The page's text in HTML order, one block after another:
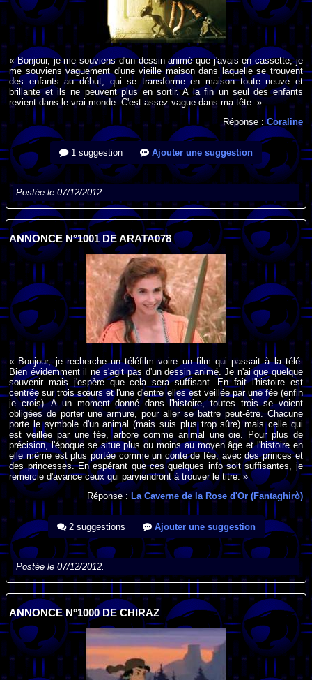
« Bonjour, je me souviens d'un dessin animé que j'avais en cassette, je
me souviens vaguement d'une vieille maison dans laquelle se trouvent
des enfants au début, qui se transforme en maison toute neuve et
brillante et ils ne peuvent plus en sortir. A la fin un seul des enfants
revient dans le vrai monde. C'est assez vague dans ma tête. »
Réponse :Coraline
1 suggestion Ajouter une suggestion
Postée le 07/12/2012.
ANNONCE N°1001 DE ARATA078
« Bonjour, je recherche un téléfilm voire un film qui passait à la télé.
Bien évidemment il ne s'agit pas d'un dessin animé. Je n'ai que quelque
souvenir mais j'espère que cela sera suffisant. En fait l'histoire est
centrée sur trois sœurs et l'une d'entre elles est veillée par une fée (enfin
je crois). A un moment donné dans l'histoire, toutes trois se voient
obligées de porter une armure, pour aller se battre peut-être. Chacune
porte le symbole d'un animal (mais suis plus trop sûre) mais celle qui
est veillée par une fée, arbore comme animal une oie. Pour plus de
précision, l'époque se situe plus ou moins au moyen âge et l'histoire en
elle même est plus portée comme un conte de fée, avec des princes et
des princesses. En espérant que ces quelques info soit suffisantes, je
remercie d'avance ceux qui parviendront à trouver le titre. »
Réponse :La Caverne de la Rose d'Or (Fantaghirò)
2 suggestions Ajouter une suggestion
Postée le 07/12/2012.
ANNONCE N°1000 DE CHIRAZ